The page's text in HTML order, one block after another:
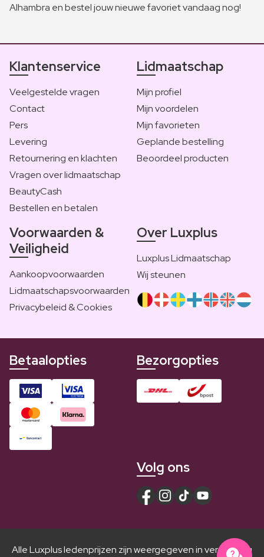
Alhambra en bestel jouw nieuwe favoriet vandaag nog!
Klantenservice
Veelgestelde vragen
Contact
Pers
Levering
Retournering en klachten
Vragen over lidmaatschap
BeautyCash
Bestellen en betalen
Lidmaatschap
Mijn profiel
Mijn voordelen
Mijn favorieten
Geplande bestelling
Beoordeel producten
Voorwaarden &
Veiligheid
Aankoopvoorwaarden
Lidmaatschapsvoorwaarden
Privacybeleid & Cookies
Over Luxplus
Luxplus Lidmaatschap
Wij steunen
Betaalopties Bezorgopties
Volg ons
Alle Luxplus ledenprijzen zijn weergegeven in vergelijking